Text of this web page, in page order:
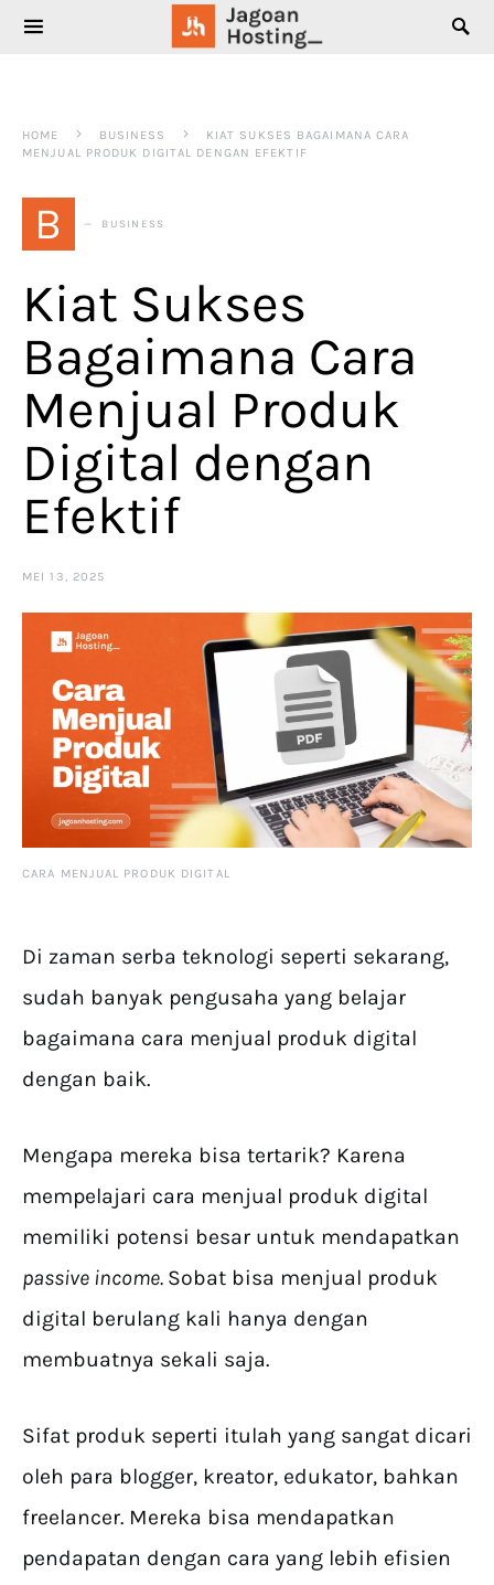
SEARCH FOR:
HOME BUSINESS
KIAT SUKSES BAGAIMANA CARA
MENJUAL PRODUK DIGITAL DENGAN EFEKTIF
B BUSINESS
Kiat Sukses
Bagaimana Cara
Menjual Produk
Digital dengan
Efektif
MEI 13, 2025
CARA MENJUAL PRODUK DIGITAL
Di zaman serba teknologi seperti sekarang,
sudah banyak pengusaha yang belajar
bagaimana cara menjual produk digital
dengan baik.
Mengapa mereka bisa tertarik? Karena
mempelajari cara menjual produk digital
memiliki potensi besar untuk mendapatkan
passive income. Sobat bisa menjual produk
digital berulang kali hanya dengan
membuatnya sekali saja.
Sifat produk seperti itulah yang sangat dicari
oleh para blogger, kreator, edukator, bahkan
freelancer. Mereka bisa mendapatkan
pendapatan dengan cara yang lebih efisien